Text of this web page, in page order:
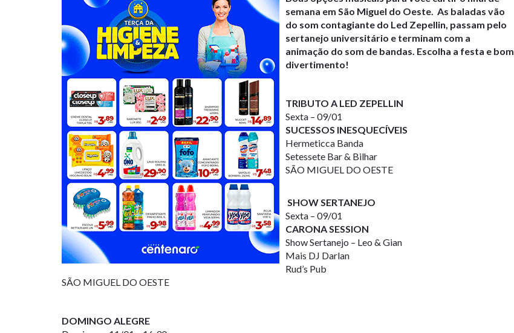
semana em São Miguel do Oeste. As baladas vão
do som contagiante do Led Zepellin, passam pelo
sertanejo universitário e terminam com a
animação do som de bandas. Escolha a festa e bom
divertimento!
TRIBUTO A LED ZEPELLIN
Sexta – 09/01
SUCESSOS INESQUECÍVEIS
Hermeticca Banda
Setessete Bar & Bilhar
SÃO MIGUEL DO OESTE
SHOW SERTANEJO
Sexta – 09/01
CARONA SESSION
Show Sertanejo – Leo & Gian
Mais DJ Darlan
Rud’s Pub
SÃO MIGUEL DO OESTE
DOMINGO ALEGRE